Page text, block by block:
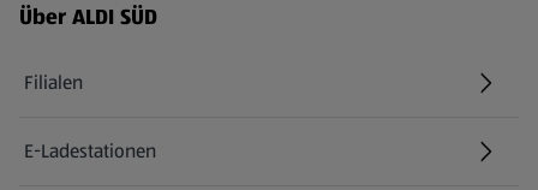
Über ALDI SÜD
Filialen
E-Ladestationen